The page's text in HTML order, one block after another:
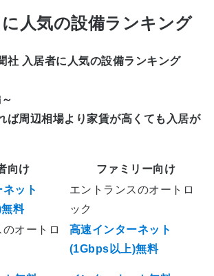
人気の設備ランキング
社 入居者に人気の設備ランキング
ば周辺相場より家賃が高くても入居が
向け
ファミリー向け
ット
料
エントランスのオートロ
ック
オートロ
高速インターネット
(1Gbps以上)無料